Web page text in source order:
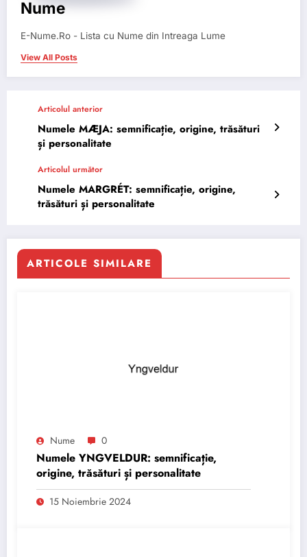
Nume
E-Nume.Ro - Lista cu Nume din Intreaga Lume
View All Posts
Articolul anterior
Numele MÆJA: semnificație, origine, trăsături
și personalitate
Articolul următor
Numele MARGRÉT: semnificație, origine,
trăsături și personalitate
ARTICOLE SIMILARE
Nume 0
Numele YNGVELDUR: semnificație,
origine, trăsături și personalitate
15 Noiembrie 2024